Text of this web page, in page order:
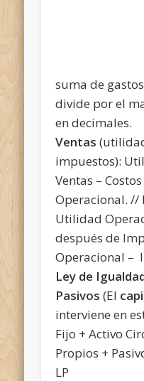
suma de
divide por el
en decimales.
Ventas
impuestos):
Ventas –
Operacional. //
Utilidad
después de
Operacional –
Ley de
Pasivos (El
interviene en
Fijo + Activo
Propios +
LP